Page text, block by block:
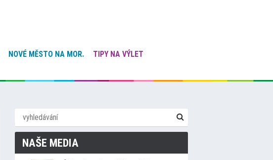
NOVÉ MĚSTO NA MOR.
TIPY NA VÝLET
NAŠE MEDIA